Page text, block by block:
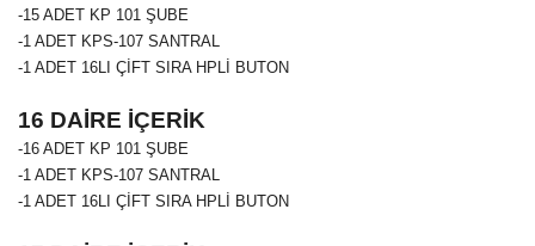
-15 ADET KP 101 ŞUBE
-1 ADET KPS-107 SANTRAL
-1 ADET 16LI ÇİFT SIRA HPLİ BUTON
16 DAİRE İÇERİK
-16 ADET KP 101 ŞUBE
-1 ADET KPS-107 SANTRAL
-1 ADET 16LI ÇİFT SIRA HPLİ BUTON